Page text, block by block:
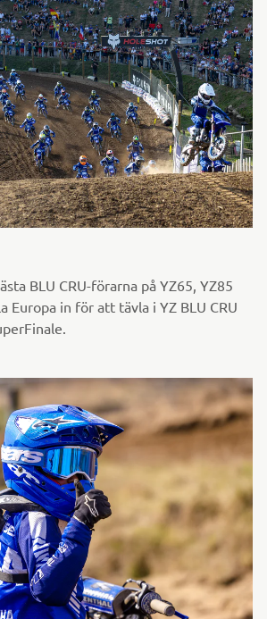
BLU CRU-förarna på YZ65, YZ85
Europa in för att tävla i YZ BLU CRU